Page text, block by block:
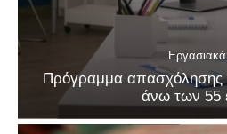
Εργασιακά
Πρόγραμμα απασχόλησης
άνω των 55